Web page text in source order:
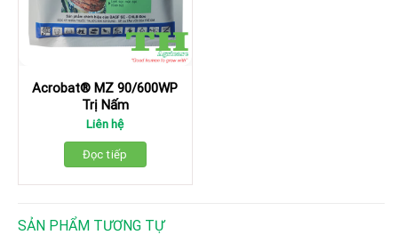
Acrobat® MZ 90/600WP
Trị Nấm
Liên hệ
Đọc tiếp
SẢN PHẨM TƯƠNG TỰ